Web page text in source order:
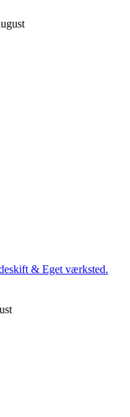
& Eget værksted.